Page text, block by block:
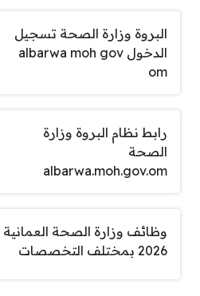
البروة وزارة الصحة تسجيل
الدخول albarwa moh gov
om
رابط نظام البروة وزارة
الصحة
albarwa.moh.gov.om
وظائف وزارة الصحة العمانية
2026 بمختلف التخصصات